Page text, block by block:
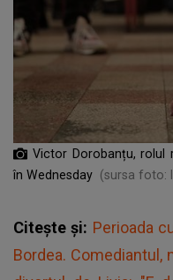
Victor Dorobanțu, rolul
în Wednesday (sursa foto:
Citește și: Perioada
Bordea. Comediantul,